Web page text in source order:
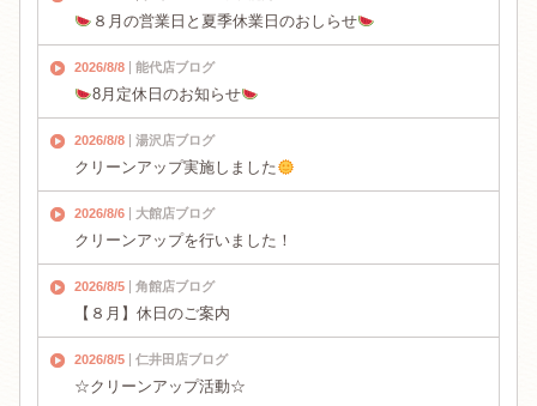
８月の営業日と夏季休業日のおしらせ
2026/8/8 能代店ブログ
8月定休日のお知らせ
2026/8/8 湯沢店ブログ
クリーンアップ実施しました
2026/8/6 大館店ブログ
クリーンアップを行いました！
2026/8/5 角館店ブログ
【８月】休日のご案内
2026/8/5 仁井田店ブログ
☆クリーンアップ活動☆